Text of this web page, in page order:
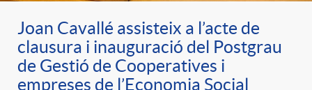
Joan Cavallé assisteix a l’acte de
clausura i inauguració del Postgrau
de Gestió de Cooperatives i
empreses de l’Economia Social